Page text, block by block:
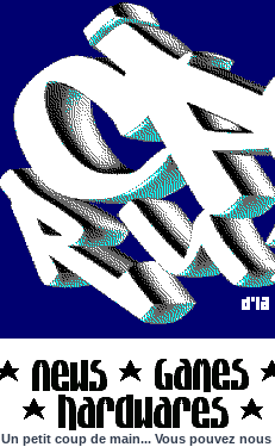
Un petit coup de main... Vous pouvez